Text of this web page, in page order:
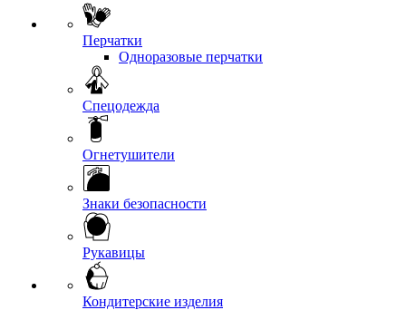
Перчатки
Одноразовые перчатки
Спецодежда
Огнетушители
Знаки безопасности
Рукавицы
Кондитерские изделия